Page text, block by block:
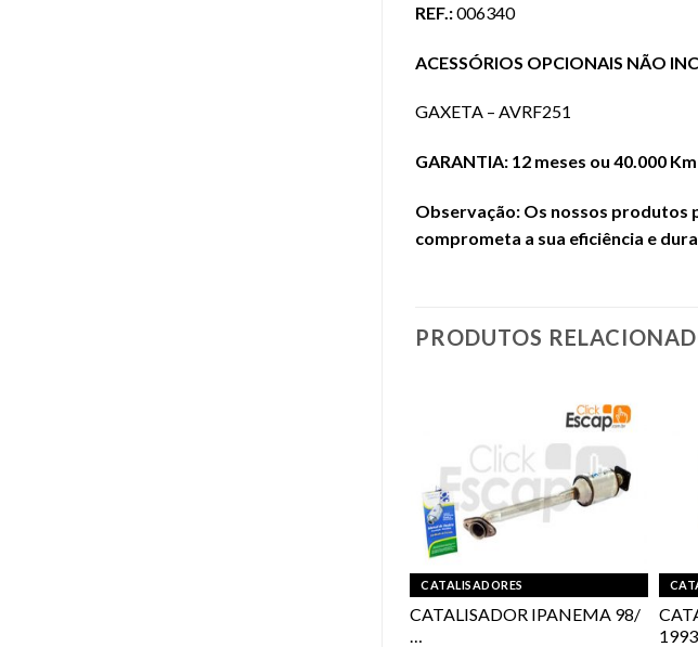
REF.:006340
ACESSÓRIOS OPCIONAIS NÃO
GAXETA – AVRF251
GARANTIA: 12 meses ou 40.000
Observação: Os nossos
comprometa a sua eficiência e
PRODUTOS
CATALISADORES
CATALISADOR IPANEMA 98/
…